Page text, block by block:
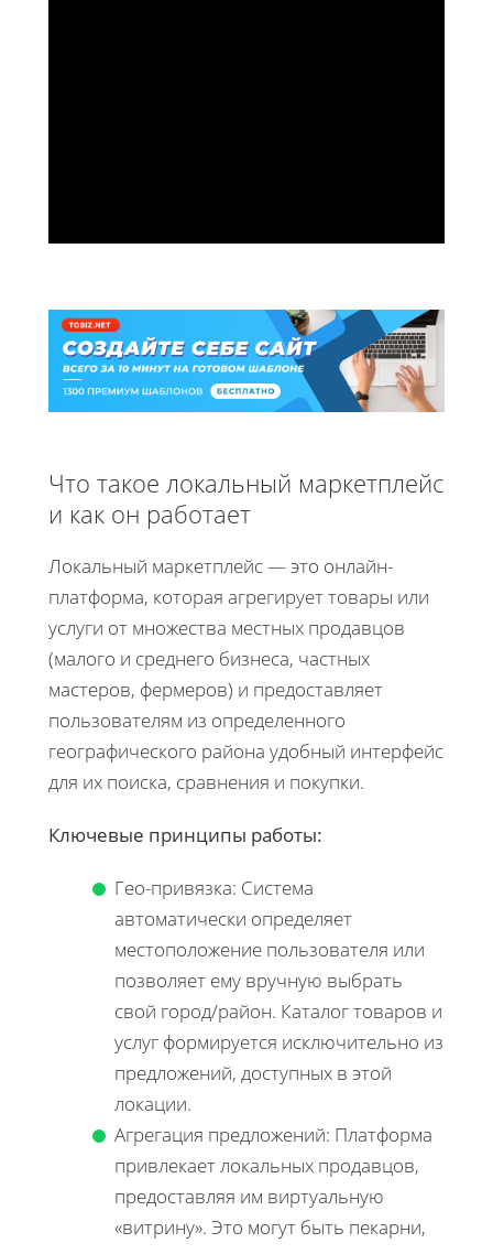
Что такое локальный маркетплейс
и как он работает
Локальный маркетплейс — это онлайн-
платформа, которая агрегирует товары или
услуги от множества местных продавцов
(малого и среднего бизнеса, частных
мастеров, фермеров) и предоставляет
пользователям из определенного
географического района удобный интерфейс
для их поиска, сравнения и покупки.
Ключевые принципы работы:
Гео-привязка: Система
автоматически определяет
местоположение пользователя или
позволяет ему вручную выбрать
свой город/район. Каталог товаров и
услуг формируется исключительно из
предложений, доступных в этой
локации.
Агрегация предложений: Платформа
привлекает локальных продавцов,
предоставляя им виртуальную
«витрину». Это могут быть пекарни,